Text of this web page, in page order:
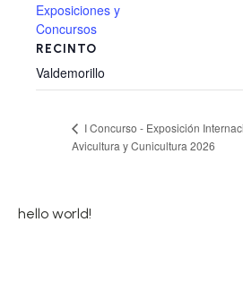
Exposiciones y
Concursos
RECINTO
Valdemorillo
I Concurso - Exposición
Avicultura y Cunicultura 2026
hello world!